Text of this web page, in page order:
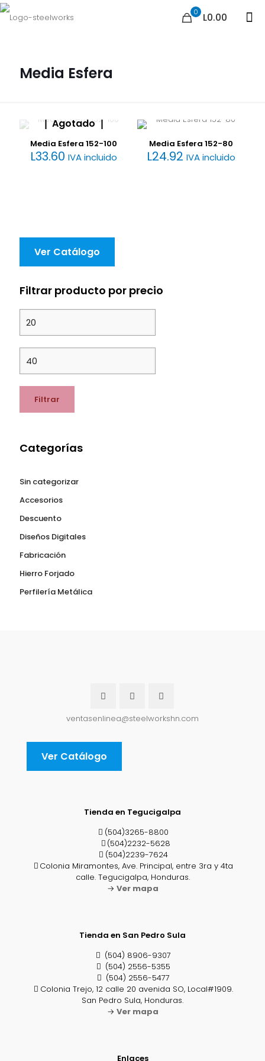
0 L0.00
Media Esfera
Agotado
Media Esfera 152-100
L33.60 IVA incluido
Media Esfera 152-80
L24.92 IVA incluido
Ver Catálogo
Filtrar producto por precio
mínimo
máximo
Filtrar
Categorías
Sin categorizar
Accesorios
Descuento
Diseños Digitales
Fabricación
Hierro Forjado
Perfilería Metálica
ventasenlinea@steelworkshn.com
Ver Catálogo
Tienda en Tegucigalpa
(504)3265-8800
(504)2232-5628
(504)2239-7624
Colonia Miramontes, Ave. Principal, entre 3ra y 4ta
calle. Tegucigalpa, Honduras.
→ Ver mapa
Tienda en San Pedro Sula
(504) 8906-9307
(504) 2556-5355
(504) 2556-5477
Colonia Trejo, 12 calle 20 avenida SO, Local#1909.
San Pedro Sula, Honduras.
→ Ver mapa
Enlaces